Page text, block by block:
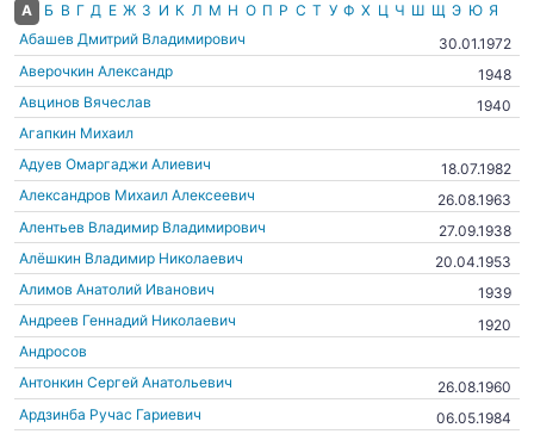
А Б В Г Д Е Ж З И К Л М Н О П Р С Т У Ф Х Ц Ч Ш Щ Э Ю Я
Абашев Дмитрий Владимирович
30.01.1972
Аверочкин Александр
1948
Авцинов Вячеслав
1940
Агапкин Михаил
Адуев Омаргаджи Алиевич
18.07.1982
Александров Михаил Алексеевич
26.08.1963
Алентьев Владимир Владимирович
27.09.1938
Алёшкин Владимир Николаевич
20.04.1953
Алимов Анатолий Иванович
1939
Андреев Геннадий Николаевич
1920
Андросов
Антонкин Сергей Анатольевич
26.08.1960
Ардзинба Ручас Гариевич
06.05.1984